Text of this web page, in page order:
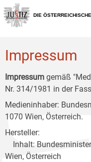
Zur
Hauptnavigation
[1]
Zum
Inhalt
[2]
Zum
Untermenü
[3]
DIE
Impressum
Impressum gemäß
Nr. 314/1981 in der
Medieninhaber:
1070 Wien, Österreich.
Hersteller:
Inhalt:
Wien, Österreich